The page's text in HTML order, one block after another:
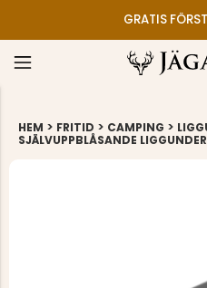
BASERAT PÅ 3493
HEM > FRITID > CAMPING >
SJÄLVUPPBLÅSANDE